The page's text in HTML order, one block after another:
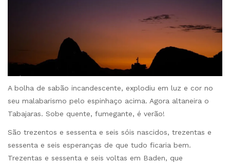
A bolha de sabão incandescente, explodiu em luz e cor no
seu malabarismo pelo espinhaço acima. Agora altaneira o
Tabajaras. Sobe quente, fumegante, é verão!
São trezentos e sessenta e seis sóis nascidos, trezentas e
sessenta e seis esperanças de que tudo ficaria bem.
Trezentas e sessenta e seis voltas em Baden, que